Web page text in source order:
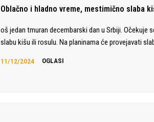
Oblačno i hladno vreme, mestimično slaba
oš jedan tmuran decembarski dan u Srbiji. Očekuje
slabu kišu ili rosulu. Na planinama će provejavati
11/12/2024 OGLASI